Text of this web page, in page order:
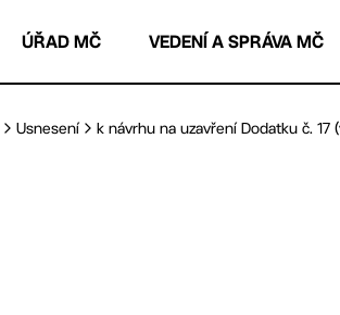
ÚŘAD MČ VEDENÍ A SPRÁVA MČ
Usnesení k návrhu na uzavření Dodatku č. 17